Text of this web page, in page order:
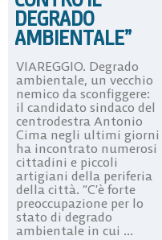
DEGRADO
AMBIENTALE”
VIAREGGIO. Degrado
ambientale, un vecchio
nemico da sconfiggere:
il candidato sindaco del
centrodestra Antonio
Cima negli ultimi giorni
ha incontrato numerosi
cittadini e piccoli
artigiani della periferia
della città. “C’è forte
preoccupazione per lo
stato di degrado
ambientale in cui ...